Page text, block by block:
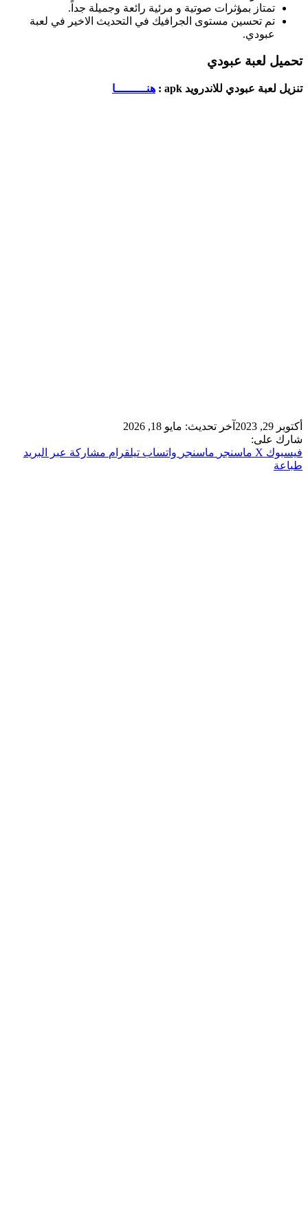
تمتاز بمؤثرات صوتية و مرئية رائعة وجميلة جداً.
تم تحسين مستوى الجرافيك في التحديث الاخير في لعبة
عبودي.
تحميل لعبة عبودي
تنزيل لعبة عبودي للاندرويد apk : هنـــــــــا
أكتوبر 29, 2023
آخر تحديث: مايو 18, 2026
شارك على:
فيسبوك ‫X ماسنجر ماسنجر واتساب تيلقرام مشاركة عبر البريد
طباعة